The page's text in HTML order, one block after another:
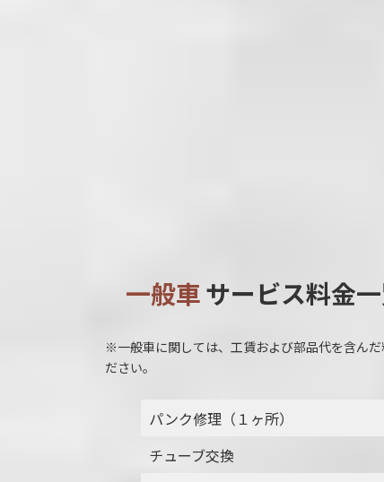
一般車 サービス料金
※一般車に関しては、工賃および部品代を含ん
ださい。
パンク修理（１ヶ所）
チューブ交換